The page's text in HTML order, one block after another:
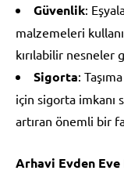
Güvenlik:
malzemeleri
kırılabilir nesneler
Sigorta:
için sigorta imkanı
artıran önemli bir
Arhavi Evden